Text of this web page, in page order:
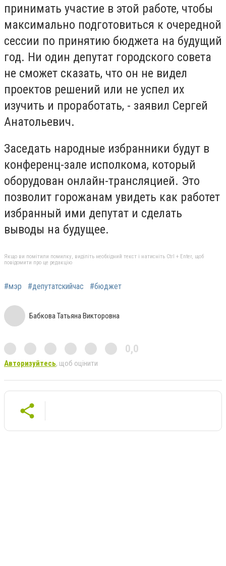
принимать участие в этой работе, чтобы
максимально подготовиться к очередной
сессии по принятию бюджета на будущий
год. Ни один депутат городского совета
не сможет сказать, что он не видел
проектов решений или не успел их
изучить и проработать, - заявил Сергей
Анатольевич.
Заседать народные избранники будут в
конференц-зале исполкома, который
оборудован онлайн-трансляцией. Это
позволит горожанам увидеть как работет
избранный ими депутат и сделать
выводы на будущее.
Якщо ви помітили помилку, виділіть необхідний текст і натисніть Ctrl + Enter, щоб
повідомити про це редакцію
#мэр #депутатскийчас #бюджет
Бабкова Татьяна Викторовна
0,0
Авторизуйтесь, щоб оцінити